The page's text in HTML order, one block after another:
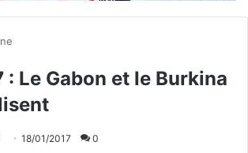
: Le Gabon et le Burkina
18/01/2017 0